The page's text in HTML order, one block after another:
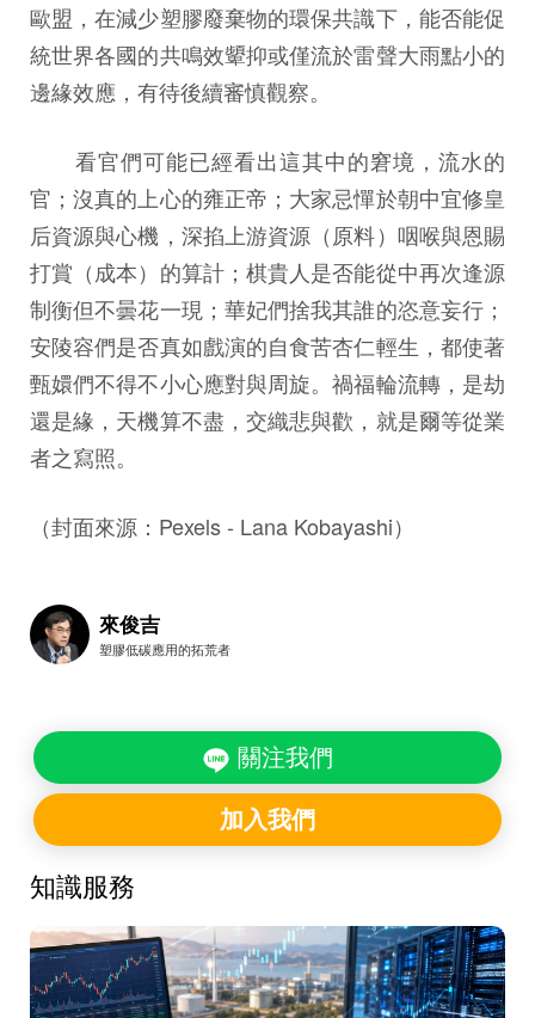
歐盟，在減少塑膠廢棄物的環保共識下，能否能促
統世界各國的共鳴效顰抑或僅流於雷聲大雨點小的
邊緣效應，有待後續審慎觀察。
看官們可能已經看出這其中的窘境，流水的
官；沒真的上心的雍正帝；大家忌憚於朝中宜修皇
后資源與心機，深掐上游資源（原料）咽喉與恩賜
打賞（成本）的算計；棋貴人是否能從中再次逢源
制衡但不曇花一現；華妃們捨我其誰的恣意妄行；
安陵容們是否真如戲演的自食苦杏仁輕生，都使著
甄嬛們不得不小心應對與周旋。禍福輪流轉，是劫
還是緣，天機算不盡，交織悲與歡，就是爾等從業
者之寫照。
（封面來源：Pexels - Lana Kobayashi）
來俊吉
塑膠低碳應用的拓荒者
關注我們
加入我們
知識服務